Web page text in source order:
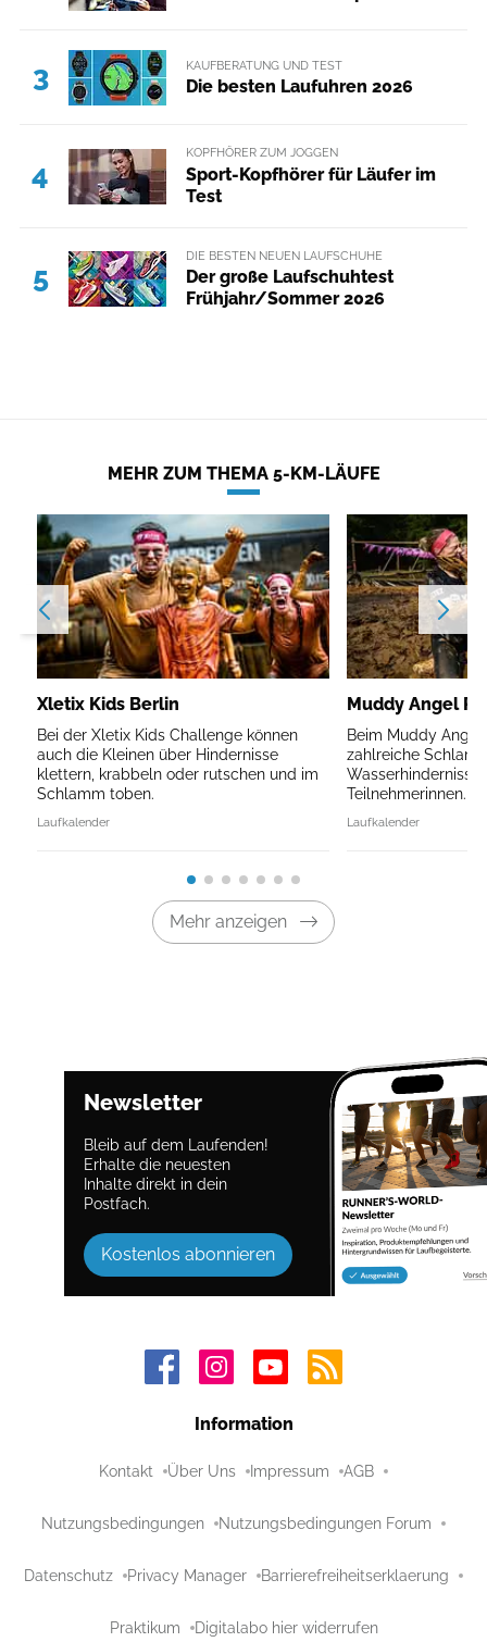
3 KAUFBERATUNG UND TEST
Die besten Laufuhren 2026
4
KOPFHÖRER ZUM JOGGEN
Sport-Kopfhörer für Läufer im
Test
5
DIE BESTEN NEUEN LAUFSCHUHE
Der große Laufschuhtest
Frühjahr/Sommer 2026
MEHR ZUM THEMA 5-KM-LÄUFE
Xletix Kids Berlin
Bei der Xletix Kids Challenge können
auch die Kleinen über Hindernisse
klettern, krabbeln oder rutschen und im
Schlamm toben.
Laufkalender
Muddy Angel
Beim Muddy
zahlreiche
Wasserhindernisse
Teilnehmerinnen.
Laufkalender
Mehr anzeigen
Newsletter
Bleib auf dem Laufenden!
Erhalte die neuesten
Inhalte direkt in dein
Postfach.
Kostenlos abonnieren
Information
Kontakt Über Uns Impressum AGB
Nutzungsbedingungen Nutzungsbedingungen Forum
Datenschutz Privacy Manager Barrierefreiheitserklaerung
Praktikum Digitalabo hier widerrufen